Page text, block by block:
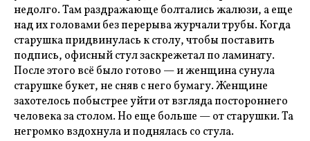
недолго. Там раздражающе болтались жалюзи, а еще
над их головами без перерыва журчали трубы. Когда
старушка придвинулась к столу, чтобы поставить
подпись, офисный стул заскрежетал по ламинату.
После этого всё было готово — и женщина сунула
старушке букет, не сняв с него бумагу. Женщине
захотелось побыстрее уйти от взгляда постороннего
человека за столом. Но еще больше — от старушки. Та
негромко вздохнула и поднялась со стула.